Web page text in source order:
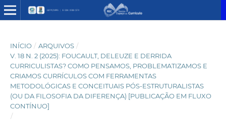
INÍCIO / ARQUIVOS /
V. 18 N. 2 (2025): FOUCAULT, DELEUZE E DERRIDA
CURRICULISTAS? COMO PENSAMOS, PROBLEMATIZAMOS E
CRIAMOS CURRÍCULOS COM FERRAMENTAS
METODOLÓGICAS E CONCEITUAIS PÓS-ESTRUTURALISTAS
(OU DA FILOSOFIA DA DIFERENÇA) [PUBLICAÇÃO EM FLUXO
CONTÍNUO]
/